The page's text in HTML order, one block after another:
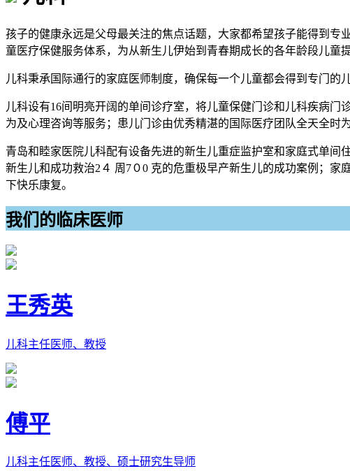
孩子的健康永远是父母最关注的焦点话题，大家都希望孩子能得到
童医疗保健服务体系，为从新生儿伊始到青春期成长的各年龄段儿童
儿科秉承国际通行的家庭医师制度，确保每一个儿童都会得到专门的
儿科设有16间明亮开阔的单间诊疗室，将儿童保健门诊和儿科疾病
为及心理咨询等服务；患儿门诊由优秀精湛的国际医疗团队全天全时
青岛和睦家医院儿科配有设备先进的新生儿重症监护室和家庭式单
新生儿和成功救治2４ 周7０0 克的危重极早产新生儿的成功案例；
下快乐康复。
我们的临床医师
王秀英
儿科主任医师、教授
傅平
儿科主任医师、教授、硕士研究生导师